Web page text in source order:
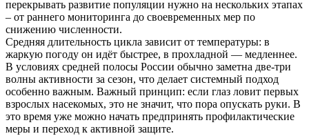
перекрывать развитие популяции нужно на нескольких этапах
– от раннего мониторинга до своевременных мер по
снижению численности.
Средняя длительность цикла зависит от температуры: в
жаркую погоду он идёт быстрее, в прохладной — медленнее.
В условиях средней полосы России обычно заметна две-три
волны активности за сезон, что делает системный подход
особенно важным. Важный принцип: если глаз ловит первых
взрослых насекомых, это не значит, что пора опускать руки. В
это время уже можно начать предпринять профилактические
меры и переход к активной защите.